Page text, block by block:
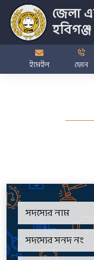
জেলা
হবিগঞ্জ
ইমেইল ফোন